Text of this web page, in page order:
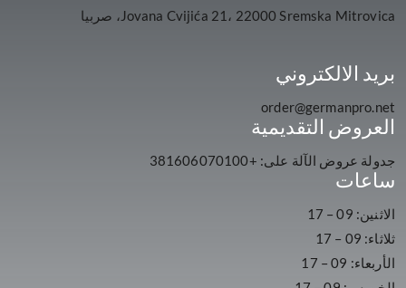
Jovana Cvijića 21، 22000 Sremska Mitrovica، صربيا
بريد الالكتروني
order@germanpro.net
العروض التقديمية
جدولة عروض الآلة على: +381606070100
ساعات
الاثنين: 09 – 17
ثلاثاء: 09 – 17
الأربعاء: 09 – 17